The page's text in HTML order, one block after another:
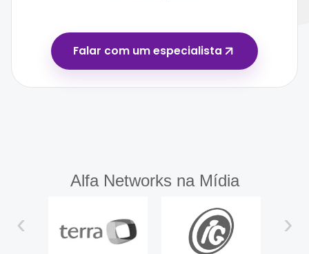
Falar com um especialista
Alfa Networks na Mídia
‹ ›